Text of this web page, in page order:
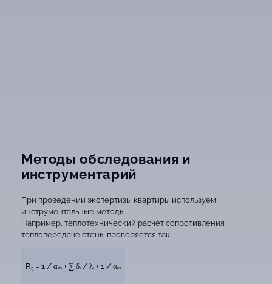
Методы обследования и
инструментарий
При проведении экспертизы квартиры используем
инструментальные методы.
Например, теплотехнический расчёт сопротивления
теплопередаче стены проверяется так:
R₀ = 1 / αᵢₙ + ∑ δᵢ / λᵢ + 1 / αₑₓ